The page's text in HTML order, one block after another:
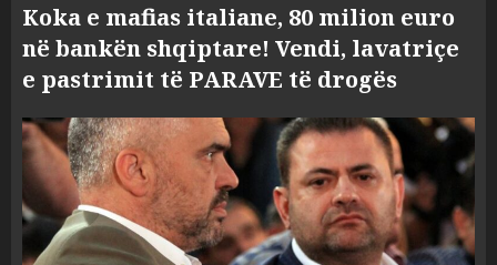
Koka e mafias italiane, 80 milion euro
në bankën shqiptare! Vendi, lavatriçe
e pastrimit të PARAVE të drogës